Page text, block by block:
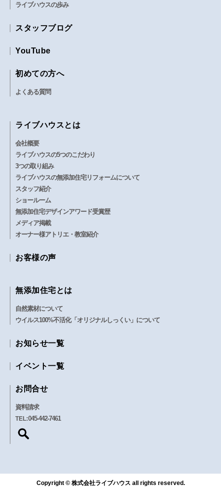
ライブハウスの歩み
スタッフブログ
YouTube
初めての方へ
よくある質問
ライブハウスとは
会社概要
ライブハウスの5つのこだわり
3つの取り組み
ライブハウスの無添加住宅リフォームについて
スタッフ紹介
ショールーム
無添加住宅デザインアワード受賞歴
メディア掲載
オーナー様アトリエ・教室紹介
お客様の声
無添加住宅とは
自然素材について
ウイルス100%不活化「オリジナルしっくい」について
お知らせ一覧
イベント一覧
お問合せ
資料請求
TEL:045-442-7461
Copyright © 株式会社ライブハウス all rights reserved.